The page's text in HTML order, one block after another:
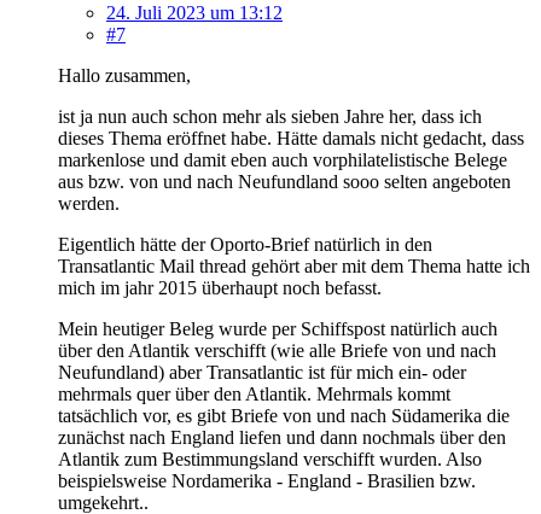
24. Juli 2023 um 13:12
#7
Hallo zusammen,
ist ja nun auch schon mehr als sieben Jahre her, dass ich
dieses Thema eröffnet habe. Hätte damals nicht gedacht, dass
markenlose und damit eben auch vorphilatelistische Belege
aus bzw. von und nach Neufundland sooo selten angeboten
werden.
Eigentlich hätte der Oporto-Brief natürlich in den
Transatlantic Mail thread gehört aber mit dem Thema hatte ich
mich im jahr 2015 überhaupt noch befasst.
Mein heutiger Beleg wurde per Schiffspost natürlich auch
über den Atlantik verschifft (wie alle Briefe von und nach
Neufundland) aber Transatlantic ist für mich ein- oder
mehrmals quer über den Atlantik. Mehrmals kommt
tatsächlich vor, es gibt Briefe von und nach Südamerika die
zunächst nach England liefen und dann nochmals über den
Atlantik zum Bestimmungsland verschifft wurden. Also
beispielsweise Nordamerika - England - Brasilien bzw.
umgekehrt..